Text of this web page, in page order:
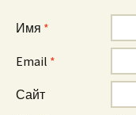
Имя *
Email *
Сайт